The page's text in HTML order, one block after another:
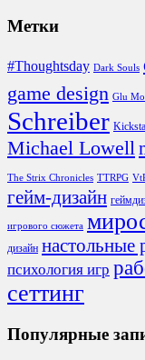
Метки
#Thoughtsday Dark Souls
game design Glu
Schreiber
Michael Lowell
The Strix Chronicles TTRPG
гейм-дизайн
игрового сюжета
дизайн настольные
психология игр
сеттинг
Популярные